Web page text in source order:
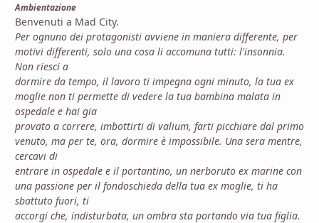
Ambientazione
Benvenuti a Mad City.
Per ognuno dei protagonisti avviene in maniera differente, per
motivi differenti, solo una cosa li accomuna tutti: l'insonnia.
Non riesci a
dormire da tempo, il lavoro ti impegna ogni minuto, la tua ex
moglie non ti permette di vedere la tua bambina malata in
ospedale e hai gia
provato a correre, imbottirti di valium, farti picchiare dal primo
venuto, ma per te, ora, dormire è impossibile. Una sera mentre,
cercavi di
entrare in ospedale e il portantino, un nerboruto ex marine con
una passione per il fondoschieda della tua ex moglie, ti ha
sbattuto fuori, ti
accorgi che, indisturbata, un ombra sta portando via tua figlia.